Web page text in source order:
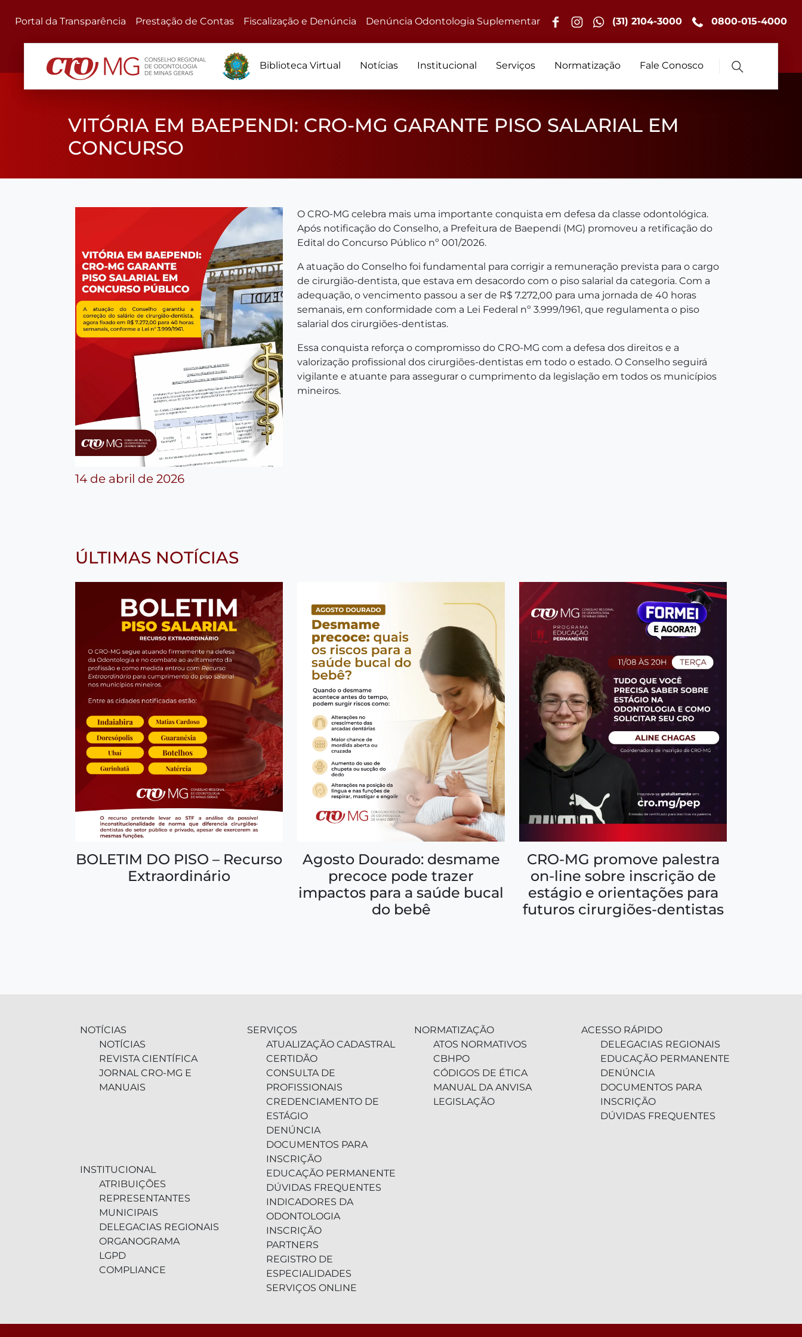
Portal da Transparência Prestação de Contas Fiscalização e Denúncia Denúncia Odontologia Suplementar (31) 2104-3000 0800-015-4000
Biblioteca Virtual Notícias Institucional Serviços Normatização Fale Conosco
VITÓRIA EM BAEPENDI: CRO-MG GARANTE PISO SALARIAL EM
CONCURSO
14 de abril de 2026
O CRO-MG celebra mais uma importante conquista em defesa da classe odontológica.
Após notificação do Conselho, a Prefeitura de Baependi (MG) promoveu a retificação do
Edital do Concurso Público nº 001/2026.
A atuação do Conselho foi fundamental para corrigir a remuneração prevista para o cargo
de cirurgião-dentista, que estava em desacordo com o piso salarial da categoria. Com a
adequação, o vencimento passou a ser de R$ 7.272,00 para uma jornada de 40 horas
semanais, em conformidade com a Lei Federal nº 3.999/1961, que regulamenta o piso
salarial dos cirurgiões-dentistas.
Essa conquista reforça o compromisso do CRO-MG com a defesa dos direitos e a
valorização profissional dos cirurgiões-dentistas em todo o estado. O Conselho seguirá
vigilante e atuante para assegurar o cumprimento da legislação em todos os municípios
mineiros.
ÚLTIMAS NOTÍCIAS
BOLETIM DO PISO – Recurso
Extraordinário
Agosto Dourado: desmame
precoce pode trazer
impactos para a saúde bucal
do bebê
CRO-MG promove palestra
on-line sobre inscrição de
estágio e orientações para
futuros cirurgiões-dentistas
NOTÍCIAS
NOTÍCIAS
REVISTA CIENTÍFICA
JORNAL CRO-MG E
MANUAIS
INSTITUCIONAL
ATRIBUIÇÕES
REPRESENTANTES
MUNICIPAIS
DELEGACIAS REGIONAIS
ORGANOGRAMA
LGPD
COMPLIANCE
SERVIÇOS
ATUALIZAÇÃO CADASTRAL
CERTIDÃO
CONSULTA DE
PROFISSIONAIS
CREDENCIAMENTO DE
ESTÁGIO
DENÚNCIA
DOCUMENTOS PARA
INSCRIÇÃO
EDUCAÇÃO PERMANENTE
DÚVIDAS FREQUENTES
INDICADORES DA
ODONTOLOGIA
INSCRIÇÃO
PARTNERS
REGISTRO DE
ESPECIALIDADES
SERVIÇOS ONLINE
NORMATIZAÇÃO
ATOS NORMATIVOS
CBHPO
CÓDIGOS DE ÉTICA
MANUAL DA ANVISA
LEGISLAÇÃO
ACESSO RÁPIDO
DELEGACIAS REGIONAIS
EDUCAÇÃO PERMANENTE
DENÚNCIA
DOCUMENTOS PARA
INSCRIÇÃO
DÚVIDAS FREQUENTES